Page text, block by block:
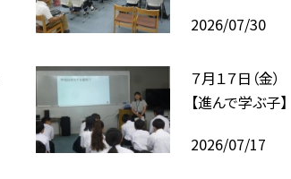
2026/07/30
７月１７日（金
【進んで学ぶ子】
2026/07/17